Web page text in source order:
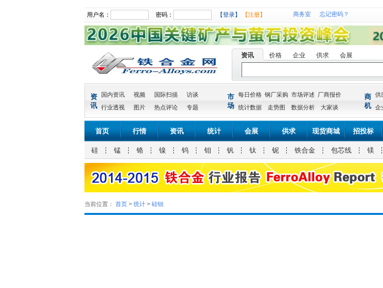
用户名： 密码： 【登录】 【注册】 商务室 忘记密码？
资讯 价格 企业 供求 会展
资
讯
国内资讯 视频 国际扫描
访谈
行业透视
图片 热点评论 专题
市
场
每日价格 钢厂采购 市场评述 厂商报价
统计数据
走势图 数据分析 大家谈
商
机
供
企
首页 行情 资讯 统计 会展 供求 现货商城 招投标
硅 锰 铬 镍 钨 钼 钒 钛 铌 铁合金 包芯线 镁
当前位置： 首页 > 统计 > 硅钡